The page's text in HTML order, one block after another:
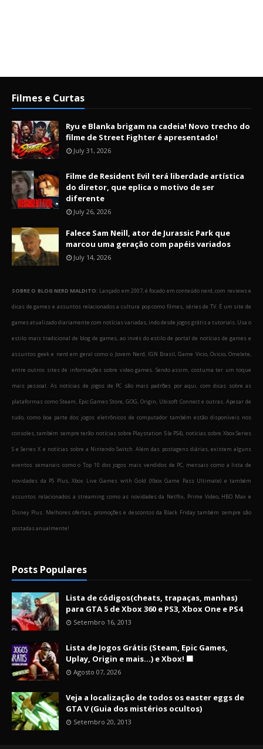
Filmes e Curtas
Ryu e Blanka brigam na cadeia! Novo trecho do
filme de Street Fighter é apresentado!
July 31, 2026
Filme de Resident Evil terá liberdade artística
do diretor, que eplica o motivo de ser
diferente
July 26, 2026
Falece Sam Neill, ator de Jurassic Park que
marcou uma geração com papéis variados
July 14, 2026
SOBRE O BLOG NERD MALDITO: Lançado em 2007, é focado em conteúdo nerd, com reviews e
dicas de games e assuntos relacionados a cultura pop como filmes, séries de TV. É um site de
games atualizado diariamente com notícias variadas, indo desde jogos grátis a tutoriais. Usa o
estilo mais tradicional de blog de games, ao invés do estilo de portal de notícias de games e
assuntos geek e nerd em geral como o Jovem Nerd, IGN Brasil, Game Vicio, Ovicio, Omelete,
entre outros sites de informações sobre video games. Sendo assim, costuma ter um toque
mais pessoal. As notícias de jogos de PC são mais padrões por aqui, com dicas sobre as
plataformas como Steam, Epic Games Store, GOG, Origin, Ubisoft Connect e outras. Apesar de
tudo, como boa parte dos jogos eletrônicos de computador também estão disponíveis nos
consoles, também sempre terão notícias sobre Playstation 5 (e PS4), notícias sobre Xbox Series
S e Series X e notícias sobre a Nintendo Switch. Além das postagens diárias, existem alguns
eventos semanais como o Top 10 dos jogos mais vendidos de PC, mensais como a lista de
novidades da PS Plus, Xbox Live Games with Gold (Xbox Game Pass Ultimate) e também
assuntos relacionados a streaming como as novidades da Netflix, Prime Video, HBO Max e
Disney Plus. Melhores ofertas, promoções e descontos da Black Friday também sempre são
postadas anualmente!
Posts Populares
Lista de códigos(cheats, trapaças, manhas)
para GTA 5 de Xbox 360 e PS3, Xbox One e PS4
Setembro 16, 2013
Lista de Jogos Grátis (Steam, Epic Games,
Uplay, Origin e mais...) e Xbox! 🟩
Agosto 07, 2026
Veja a localização de todos os easter eggs de
GTA V (Guia dos mistérios ocultos)
Setembro 20, 2013